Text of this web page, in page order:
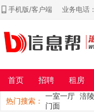
手机版/客户端 业务电话
首页 招聘 租房
热门搜索：
一室一厅 涪陵
门面